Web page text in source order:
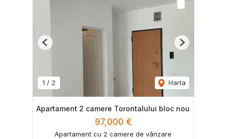
1 / 2 Harta
Previous Next
Apartament 2 camere Torontalului bloc nou
97,000 €
Apartament cu 2 camere de vânzare